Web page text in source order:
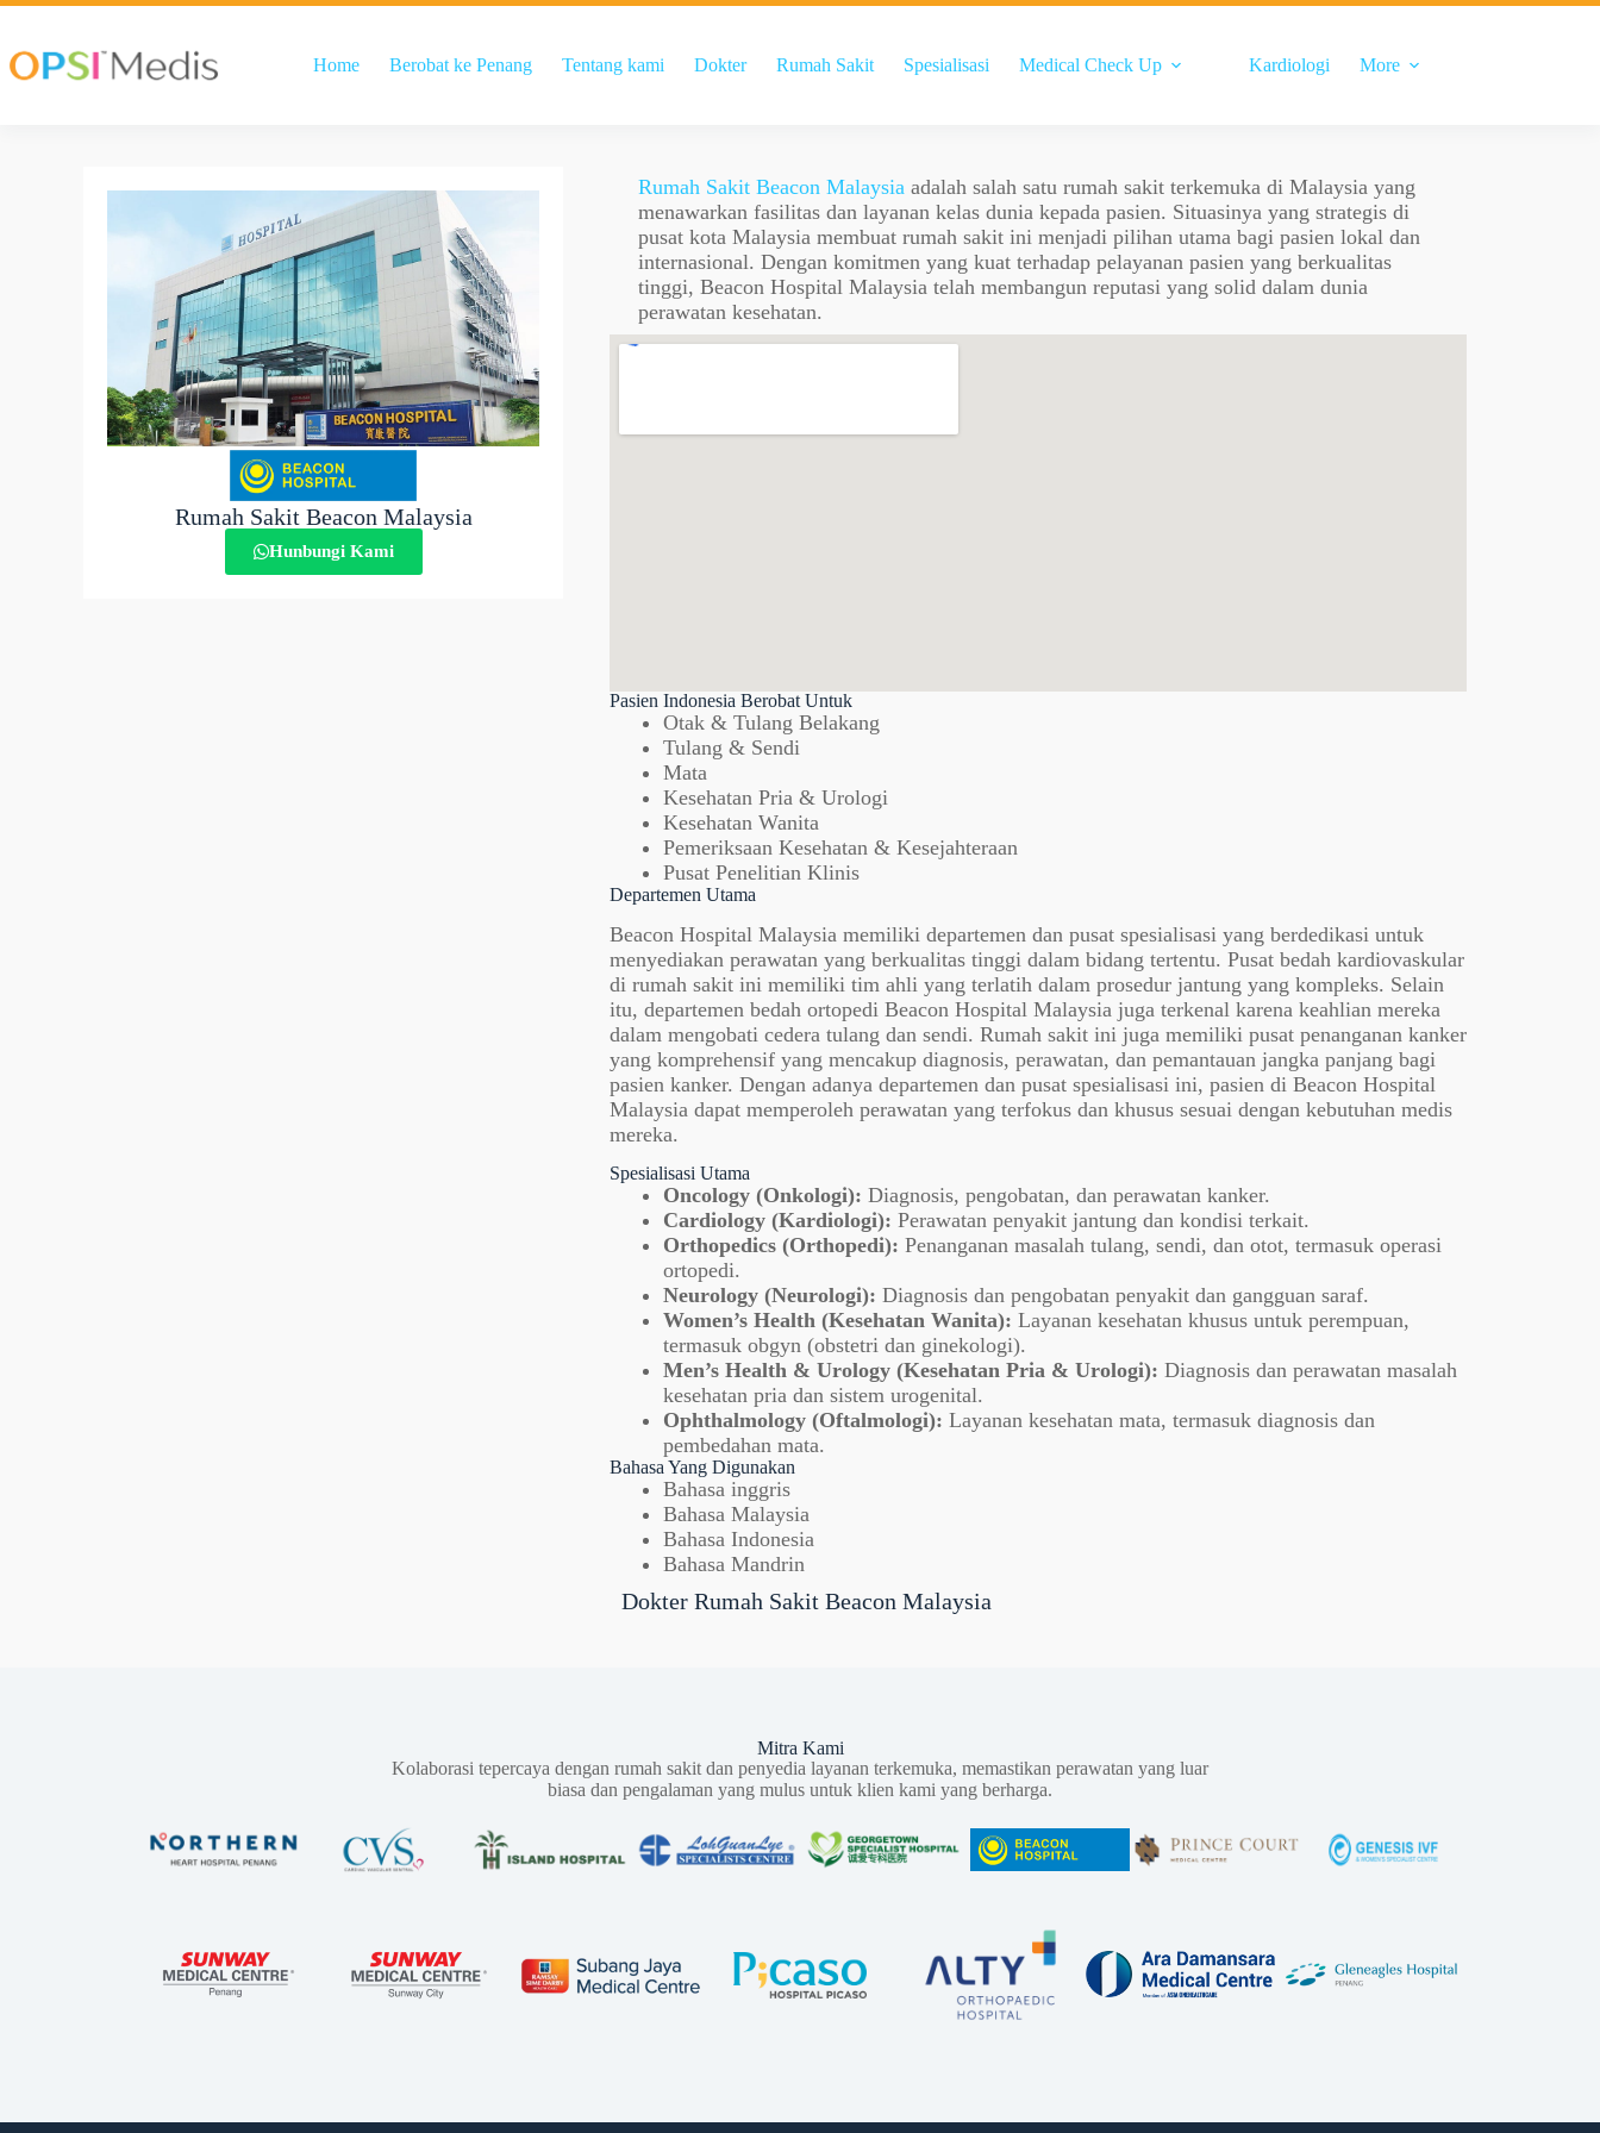
Home Berobat ke Penang Tentang kami Dokter Rumah Sakit Spesialisasi Medical Check Up Kardiologi More
Rumah Sakit Beacon Malaysia
Hunbungi Kami
Rumah Sakit Beacon Malaysia adalah salah satu rumah sakit terkemuka di Malaysia yang
menawarkan fasilitas dan layanan kelas dunia kepada pasien. Situasinya yang strategis di
pusat kota Malaysia membuat rumah sakit ini menjadi pilihan utama bagi pasien lokal dan
internasional. Dengan komitmen yang kuat terhadap pelayanan pasien yang berkualitas
tinggi, Beacon Hospital Malaysia telah membangun reputasi yang solid dalam dunia
perawatan kesehatan.
Pasien Indonesia Berobat Untuk
Otak & Tulang Belakang
Tulang & Sendi
Mata
Kesehatan Pria & Urologi
Kesehatan Wanita
Pemeriksaan Kesehatan & Kesejahteraan
Pusat Penelitian Klinis
Departemen Utama
Beacon Hospital Malaysia memiliki departemen dan pusat spesialisasi yang berdedikasi untuk
menyediakan perawatan yang berkualitas tinggi dalam bidang tertentu. Pusat bedah kardiovaskular
di rumah sakit ini memiliki tim ahli yang terlatih dalam prosedur jantung yang kompleks. Selain
itu, departemen bedah ortopedi Beacon Hospital Malaysia juga terkenal karena keahlian mereka
dalam mengobati cedera tulang dan sendi. Rumah sakit ini juga memiliki pusat penanganan kanker
yang komprehensif yang mencakup diagnosis, perawatan, dan pemantauan jangka panjang bagi
pasien kanker. Dengan adanya departemen dan pusat spesialisasi ini, pasien di Beacon Hospital
Malaysia dapat memperoleh perawatan yang terfokus dan khusus sesuai dengan kebutuhan medis
mereka.
Spesialisasi Utama
Oncology (Onkologi): Diagnosis, pengobatan, dan perawatan kanker.
Cardiology (Kardiologi): Perawatan penyakit jantung dan kondisi terkait.
Orthopedics (Orthopedi): Penanganan masalah tulang, sendi, dan otot, termasuk operasi
ortopedi.
Neurology (Neurologi): Diagnosis dan pengobatan penyakit dan gangguan saraf.
Women’s Health (Kesehatan Wanita): Layanan kesehatan khusus untuk perempuan,
termasuk obgyn (obstetri dan ginekologi).
Men’s Health & Urology (Kesehatan Pria & Urologi): Diagnosis dan perawatan masalah
kesehatan pria dan sistem urogenital.
Ophthalmology (Oftalmologi): Layanan kesehatan mata, termasuk diagnosis dan
pembedahan mata.
Bahasa Yang Digunakan
Bahasa inggris
Bahasa Malaysia
Bahasa Indonesia
Bahasa Mandrin
Dokter Rumah Sakit Beacon Malaysia
Mitra Kami
Kolaborasi tepercaya dengan rumah sakit dan penyedia layanan terkemuka, memastikan perawatan yang luar
biasa dan pengalaman yang mulus untuk klien kami yang berharga.